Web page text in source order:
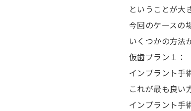
ということが大
今回のケースの
いくつかの方法
仮歯プラン１：
インプラント手
これが最も良い
インプラント手